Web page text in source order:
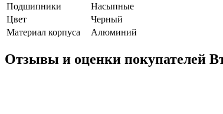
Подшипники
Насыпные
Цвет
Черный
Материал корпуса
Алюминий
Отзывы и оценки покупателей